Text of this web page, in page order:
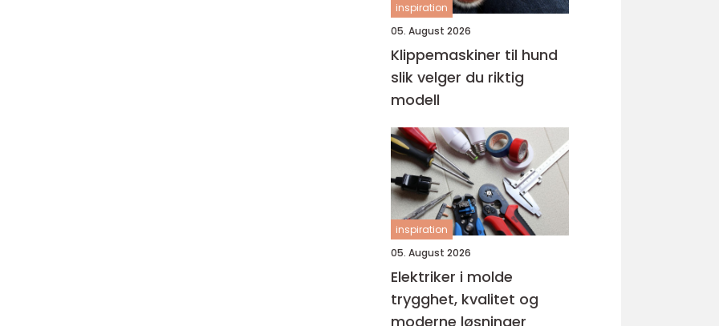
inspiration
05. August 2026
Klippemaskiner til hund
slik velger du riktig
modell
inspiration
05. August 2026
Elektriker i molde
trygghet, kvalitet og
moderne løsninger